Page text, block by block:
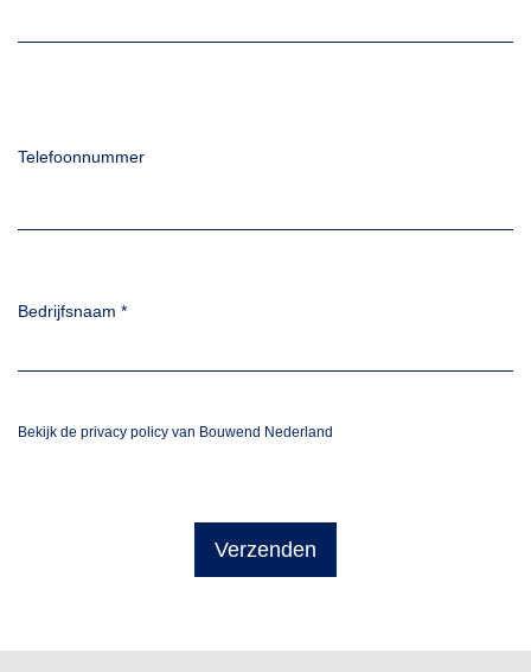
Telefoonnummer
Bedrijfsnaam *
Bekijk de privacy policy van Bouwend Nederland
Verzenden